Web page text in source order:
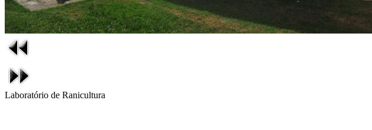
Laboratório de Ranicultura